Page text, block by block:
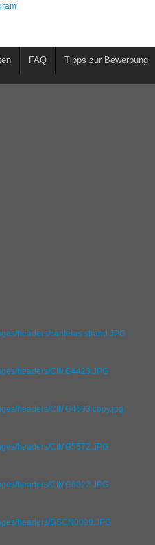
FAQ Tipps zur Bewerbung
headers/canteras strand.JPG
headers/CIMG4423.JPG
headers/CIMG4693 copy.jpg
headers/CIMG5572.JPG
headers/CIMG6022.JPG
headers/DSCN0099.JPG